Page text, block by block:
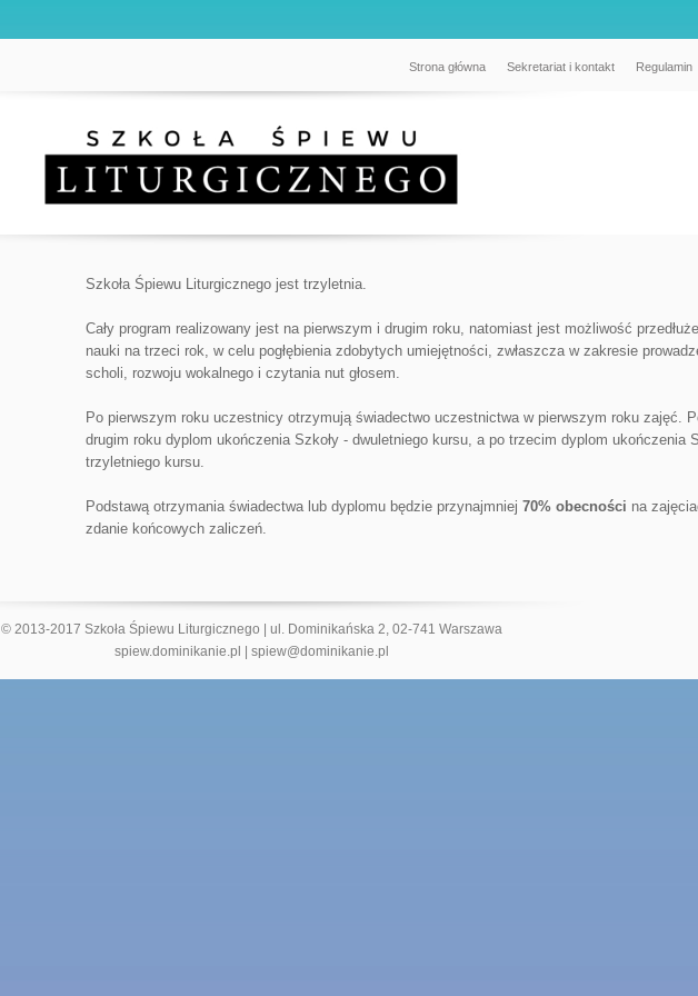
Strona główna Sekretariat i kontakt Regulamin
Szkoła Śpiewu Liturgicznego jest trzyletnia.
Cały program realizowany jest na pierwszym i drugim roku, natomiast jest możliwość
nauki na trzeci rok, w celu pogłębienia zdobytych umiejętności, zwłaszcza w zakresie
scholi, rozwoju wokalnego i czytania nut głosem.
Po pierwszym roku uczestnicy otrzymują świadectwo uczestnictwa w pierwszym roku zajęć.
drugim roku dyplom ukończenia Szkoły - dwuletniego kursu, a po trzecim dyplom ukończenia
trzyletniego kursu.
Podstawą otrzymania świadectwa lub dyplomu będzie przynajmniej 70% obecności na
zdanie końcowych zaliczeń.
© 2013-2017 Szkoła Śpiewu Liturgicznego | ul. Dominikańska 2, 02-741 Warszawa
spiew.dominikanie.pl
spiew@dominikanie.pl